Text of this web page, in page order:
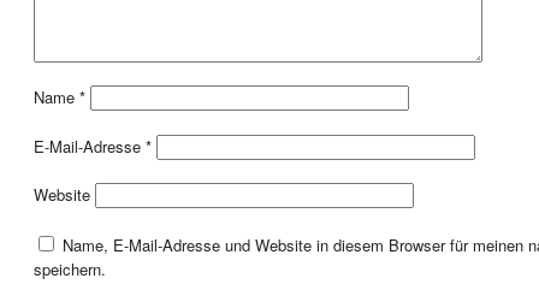
Name *
E-Mail-Adresse *
Website
Name, E-Mail-Adresse und Website in diesem Browser für meinen
speichern.